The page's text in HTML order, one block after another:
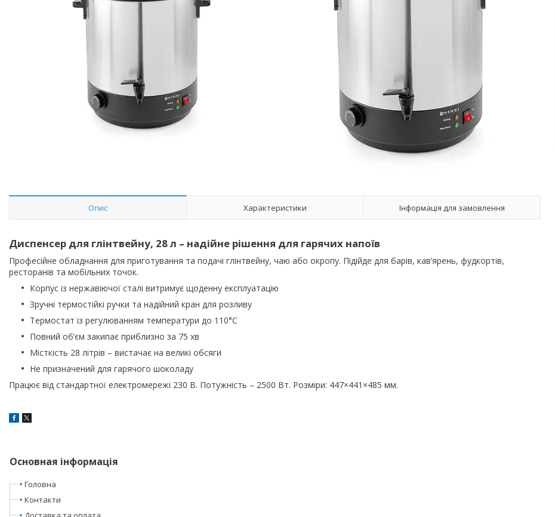
Опис Характеристики Інформація для замовлення
Диспенсер для глінтвейну, 28 л – надійне рішення для гарячих напоїв
Професійне обладнання для приготування та подачі глінтвейну, чаю або окропу. Підійде для барів, кав’ярень, фудкортів,
ресторанів та мобільних точок.
Корпус із нержавіючої сталі витримує щоденну експлуатацію
Зручні термостійкі ручки та надійний кран для розливу
Термостат із регулюванням температури до 110°C
Повний об’єм закипає приблизно за 75 хв
Місткість 28 літрів – вистачає на великі обсяги
Не призначений для гарячого шоколаду
Працює від стандартної електромережі 230 В. Потужність – 2500 Вт. Розміри: 447×441×485 мм.
Основная інформація
Головна
Контакти